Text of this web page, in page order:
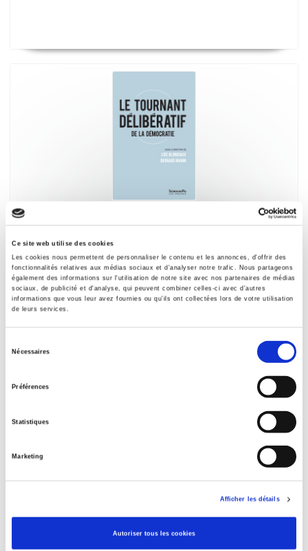
Ce site web utilise des cookies
Les cookies nous permettent de personnaliser le contenu et les annonces, d'offrir des
fonctionnalités relatives aux médias sociaux et d'analyser notre trafic. Nous partageons
également des informations sur l'utilisation de notre site avec nos partenaires de médias
sociaux, de publicité et d'analyse, qui peuvent combiner celles-ci avec d'autres
informations que vous leur avez fournies ou qu'ils ont collectées lors de votre utilisation
de leurs services.
Nécessaires
Préférences
Statistiques
Marketing
Afficher les détails
Autoriser tous les cookies
Le tournant délibératif
de la démocratie
Loïc Blondiaux, Bernard Manin